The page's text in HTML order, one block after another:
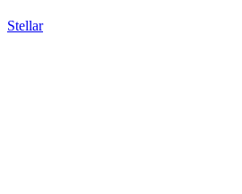
Stellar